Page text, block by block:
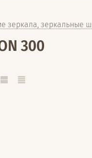
зеркала, зеркальные
300